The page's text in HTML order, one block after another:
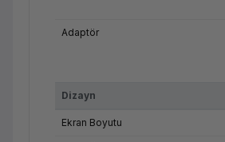
Adaptör
Dizayn
Ekran Boyutu